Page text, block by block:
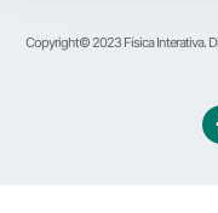
Copyright© 2023 Física Interativa.